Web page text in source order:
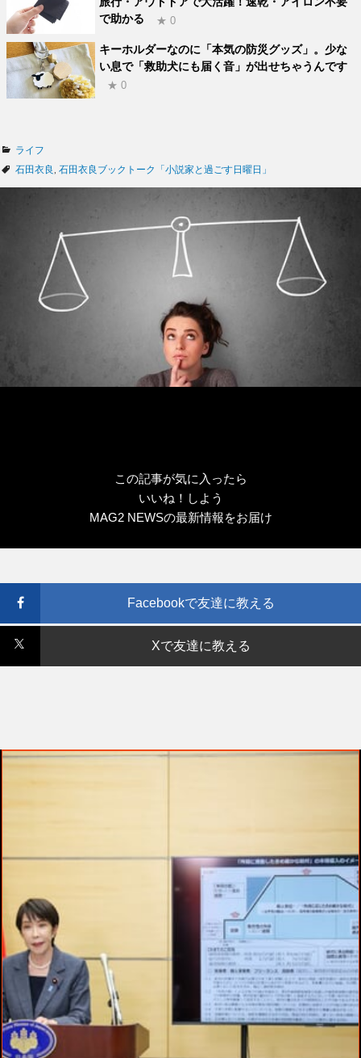
で助かる
★ 0
キーホルダーなのに「本気の防災グッズ」。少な
い息で「救助犬にも届く音」が出せちゃうんです
★ 0
カ
テ
ライフ
タ
石田衣良 石田衣良ブックトーク「小説家と過ごす日曜日」
この記事が気に入ったら
いいね！しよう
MAG2 NEWSの最新情報をお届け
Facebookで友達に教える
Xで友達に教える